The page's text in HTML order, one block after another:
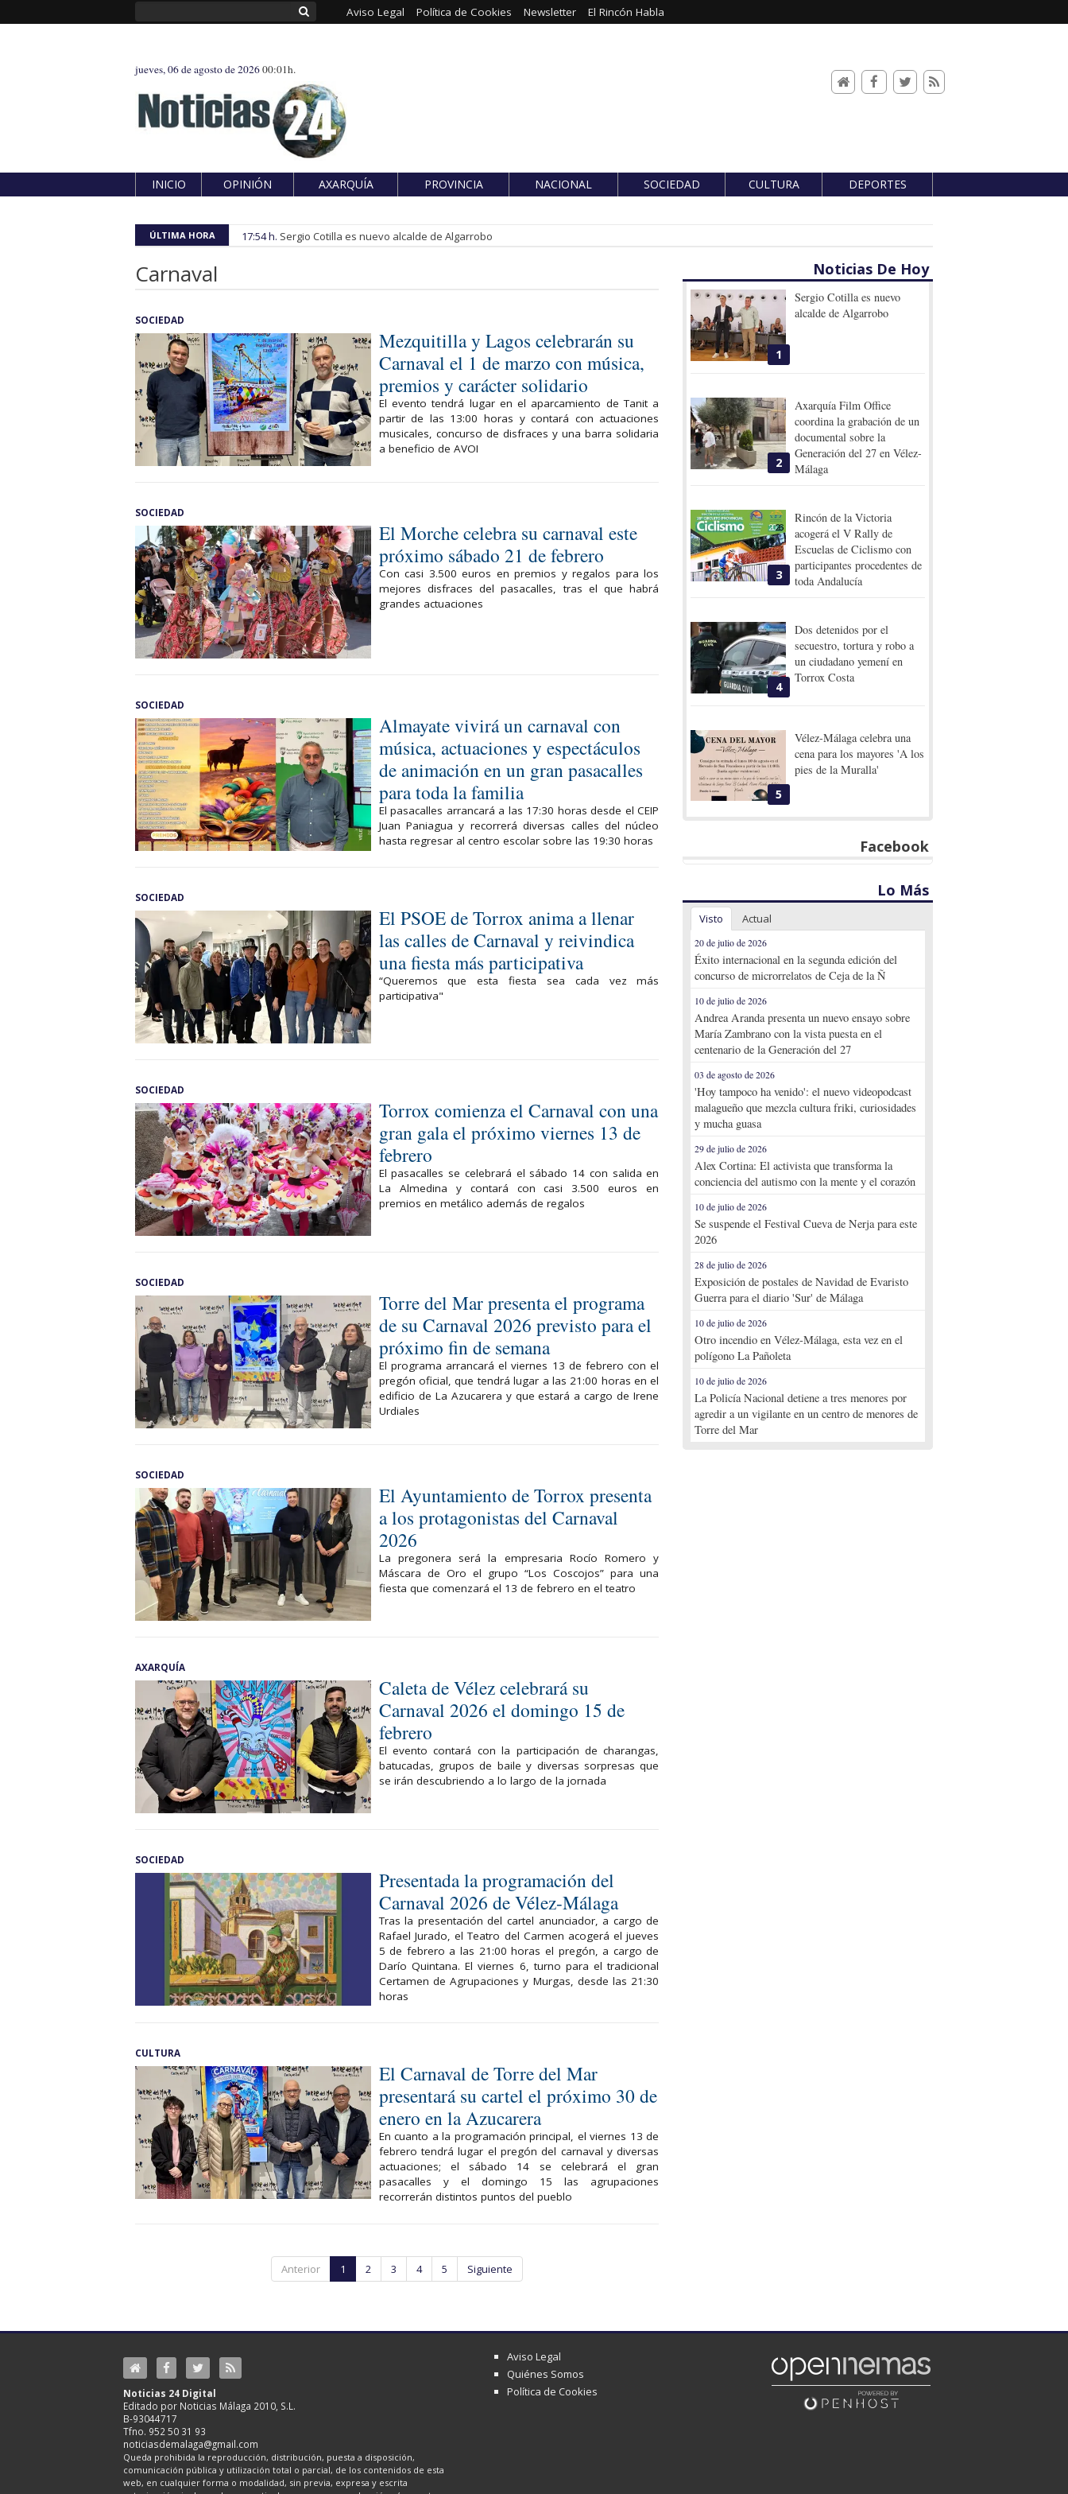
Aviso Legal Política de Cookies Newsletter El Rincón Habla
jueves, 06 de agosto de 202600:01h.
INICIO OPINIÓN AXARQUÍA PROVINCIA NACIONAL SOCIEDAD CULTURA DEPORTES
ÚLTIMA HORA 17:54 h. Sergio Cotilla es nuevo alcalde de Algarrobo
Carnaval
SOCIEDAD
Mezquitilla y Lagos celebrarán su
Carnaval el 1 de marzo con música,
premios y carácter solidario
El evento tendrá lugar en el aparcamiento de Tanit a
partir de las 13:00 horas y contará con actuaciones
musicales, concurso de disfraces y una barra solidaria
a beneficio de AVOI
SOCIEDAD
El Morche celebra su carnaval este
próximo sábado 21 de febrero
Con casi 3.500 euros en premios y regalos para los
mejores disfraces del pasacalles, tras el que habrá
grandes actuaciones
SOCIEDAD
Almayate vivirá un carnaval con
música, actuaciones y espectáculos
de animación en un gran pasacalles
para toda la familia
El pasacalles arrancará a las 17:30 horas desde el CEIP
Juan Paniagua y recorrerá diversas calles del núcleo
hasta regresar al centro escolar sobre las 19:30 horas
SOCIEDAD
El PSOE de Torrox anima a llenar
las calles de Carnaval y reivindica
una fiesta más participativa
“Queremos que esta fiesta sea cada vez más
participativa"
SOCIEDAD
Torrox comienza el Carnaval con una
gran gala el próximo viernes 13 de
febrero
El pasacalles se celebrará el sábado 14 con salida en
La Almedina y contará con casi 3.500 euros en
premios en metálico además de regalos
SOCIEDAD
Torre del Mar presenta el programa
de su Carnaval 2026 previsto para el
próximo fin de semana
El programa arrancará el viernes 13 de febrero con el
pregón oficial, que tendrá lugar a las 21:00 horas en el
edificio de La Azucarera y que estará a cargo de Irene
Urdiales
SOCIEDAD
El Ayuntamiento de Torrox presenta
a los protagonistas del Carnaval
2026
La pregonera será la empresaria Rocío Romero y
Máscara de Oro el grupo “Los Coscojos” para una
fiesta que comenzará el 13 de febrero en el teatro
AXARQUÍA
Caleta de Vélez celebrará su
Carnaval 2026 el domingo 15 de
febrero
El evento contará con la participación de charangas,
batucadas, grupos de baile y diversas sorpresas que
se irán descubriendo a lo largo de la jornada
SOCIEDAD
Presentada la programación del
Carnaval 2026 de Vélez-Málaga
Tras la presentación del cartel anunciador, a cargo de
Rafael Jurado, el Teatro del Carmen acogerá el jueves
5 de febrero a las 21:00 horas el pregón, a cargo de
Darío Quintana. El viernes 6, turno para el tradicional
Certamen de Agrupaciones y Murgas, desde las 21:30
horas
CULTURA
El Carnaval de Torre del Mar
presentará su cartel el próximo 30 de
enero en la Azucarera
En cuanto a la programación principal, el viernes 13 de
febrero tendrá lugar el pregón del carnaval y diversas
actuaciones; el sábado 14 se celebrará el gran
pasacalles y el domingo 15 las agrupaciones
recorrerán distintos puntos del pueblo
Anterior 1 2 3 4 5 Siguiente
Noticias De Hoy
1
Sergio Cotilla es nuevo
alcalde de Algarrobo
2
Axarquía Film Office
coordina la grabación de un
documental sobre la
Generación del 27 en Vélez-
Málaga
3
Rincón de la Victoria
acogerá el V Rally de
Escuelas de Ciclismo con
participantes procedentes de
toda Andalucía
4
Dos detenidos por el
secuestro, tortura y robo a
un ciudadano yemení en
Torrox Costa
5
Vélez-Málaga celebra una
cena para los mayores 'A los
pies de la Muralla'
Facebook
Lo Más
Visto Actual
20 de julio de 2026
Éxito internacional en la segunda edición del
concurso de microrrelatos de Ceja de la Ñ
10 de julio de 2026
Andrea Aranda presenta un nuevo ensayo sobre
María Zambrano con la vista puesta en el
centenario de la Generación del 27
03 de agosto de 2026
'Hoy tampoco ha venido': el nuevo videopodcast
malagueño que mezcla cultura friki, curiosidades
y mucha guasa
29 de julio de 2026
Alex Cortina: El activista que transforma la
conciencia del autismo con la mente y el corazón
10 de julio de 2026
Se suspende el Festival Cueva de Nerja para este
2026
28 de julio de 2026
Exposición de postales de Navidad de Evaristo
Guerra para el diario 'Sur' de Málaga
10 de julio de 2026
Otro incendio en Vélez-Málaga, esta vez en el
polígono La Pañoleta
10 de julio de 2026
La Policía Nacional detiene a tres menores por
agredir a un vigilante en un centro de menores de
Torre del Mar
Noticias 24 Digital
Editado por Noticias Málaga 2010, S.L.
B-93044717
Tfno. 952 50 31 93
noticiasdemalaga@gmail.com
Queda prohibida la reproducción, distribución, puesta a disposición,
comunicación pública y utilización total o parcial, de los contenidos de esta
web, en cualquier forma o modalidad, sin previa, expresa y escrita
Aviso Legal
Quiénes Somos
Política de Cookies